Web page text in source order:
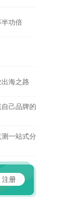
功倍
海之路
己品牌的
一站式分
注册